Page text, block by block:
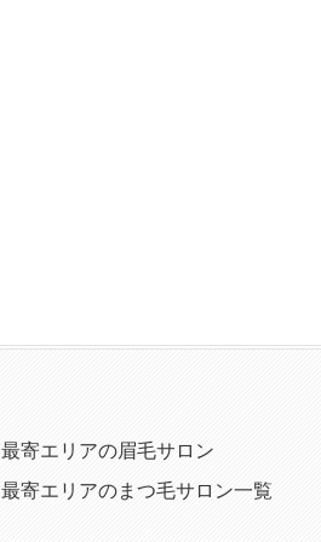
最寄エリアの眉毛サロン
最寄エリアのまつ毛サロン一覧